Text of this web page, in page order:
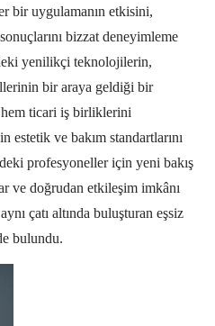
bir uygulamanın etkisini,
bizzat deneyimleme
yenilikçi teknolojilerin,
bir araya geldiği bir
hem ticari iş birliklerini
estetik ve bakım standartlarını
profesyoneller için yeni bakış
ve doğrudan etkileşim imkânı
çatı altında buluşturan eşsiz
bulundu.